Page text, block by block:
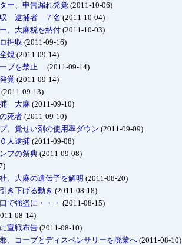
ー、申告漏れ発覚 (2011-10-06)
収 逮捕者 ７名 (2011-10-04)
、大麻税を納付 (2011-10-03)
押収 (2011-09-16)
焼 (2011-09-14)
ブを禁止
(2011-09-14)
覚 (2011-09-14)
(2011-09-13)
捕 大麻 (2011-09-10)
死者(2011-09-10)
、覚せい剤の使用率ダウン (2011-09-09)
人逮捕 (2011-09-08)
プの祭典(2011-09-08)
、大麻の遺伝子を解明 (2011-08-20)
き下げる動き (2011-08-18)
で強盗に・・・ (2011-08-15)
08-14)
宣戦布告(2011-08-10)
、コープとディスペンサリーを廃業へ (2011-08-10)